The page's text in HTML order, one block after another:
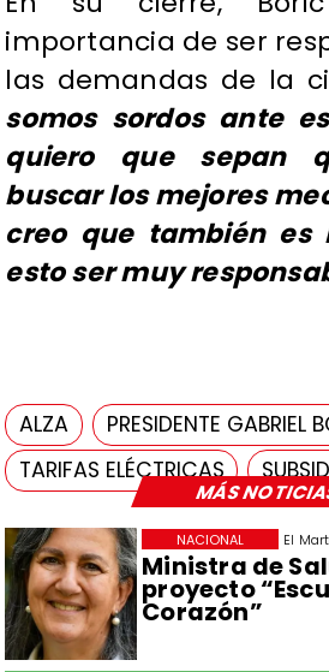
MÁS
El
Ministra de
proyecto
Corazón”
NACIONAL
importancia de ser
las demandas de la
somos sordos ante
quiero que sepan
buscar los mejores
creo que también es
esto ser muy
ALZA
PRESIDENTE GABRIEL
TARIFAS ELÉCTRICAS